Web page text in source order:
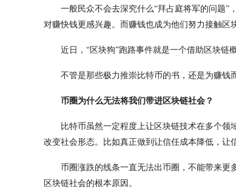
一般民众不会去深究什么“拜占庭将军的问题”
对赚快钱更感兴趣。而赚钱也成为他们努力接触区
近日，“区块狗”跑路事件就是一个借助区块链
不管是那些极力推崇比特币的书，还是为赚钱
币圈为什么无法将我们带进区块链社会？
比特币虽然一定程度上让区块链技术在多个
改变社会形态。比如真正做到让信任成本降低，让
币圈涨跌的线条一直无法出币圈，不能带来
区块链社会的根本原因。